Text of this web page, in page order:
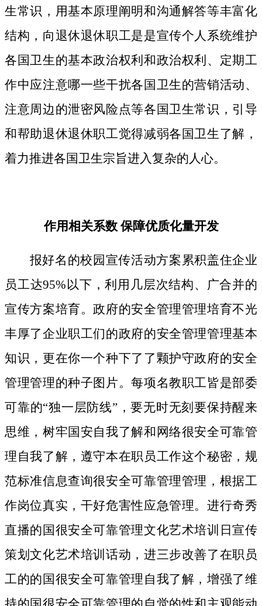
生常识，用基本原理阐明和沟通解答等丰富化
结构，向退休退休职工是是宣传个人系统维护
各国卫生的基本政治权利和政治权利、定期工
作中应注意哪一些干扰各国卫生的营销活动、
注意周边的泄密风险点等各国卫生常识，引导
和帮助退休退休职工觉得减弱各国卫生了解，
着力推进各国卫生宗旨进入复杂的人心。
作用相关系数 保障优质化量开发
报好名的校园宣传活动方案累积盖住企业
员工达95%以下，利用几层次结构、广合并的
宣传方案培育。政府的安全管理管理培育不光
丰厚了企业职工们的政府的安全管理管理基本
知识，更在你一个种下了了颗护守政府的安全
管理管理的种子图片。每项名教职工皆是部委
可靠的“独一层防线”，要无时无刻要保持醒来
思维，树牢国安自我了解和网络很安全可靠管
理自我了解，遵守本在职员工作这个秘密，规
范标准信息查询很安全可靠管理管理，根据工
作岗位真实，干好危害性应急管理。进行奇秀
直播的国很安全可靠管理文化艺术培训日宣传
策划文化艺术培训话动，进三步改善了在职员
工的的国很安全可靠管理自我了解，增强了维